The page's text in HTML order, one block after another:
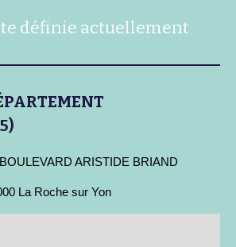
définie actuellement
ARISTIDE BRIAND
La Roche sur Yon